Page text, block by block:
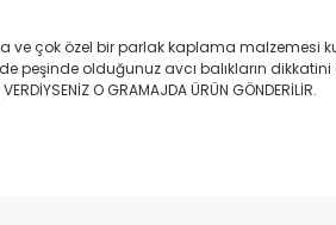
ve çok özel bir parlak kaplama malzemesi
olduğunuz avcı balıkların
O GRAMAJDA ÜRÜN GÖNDERİLİR.